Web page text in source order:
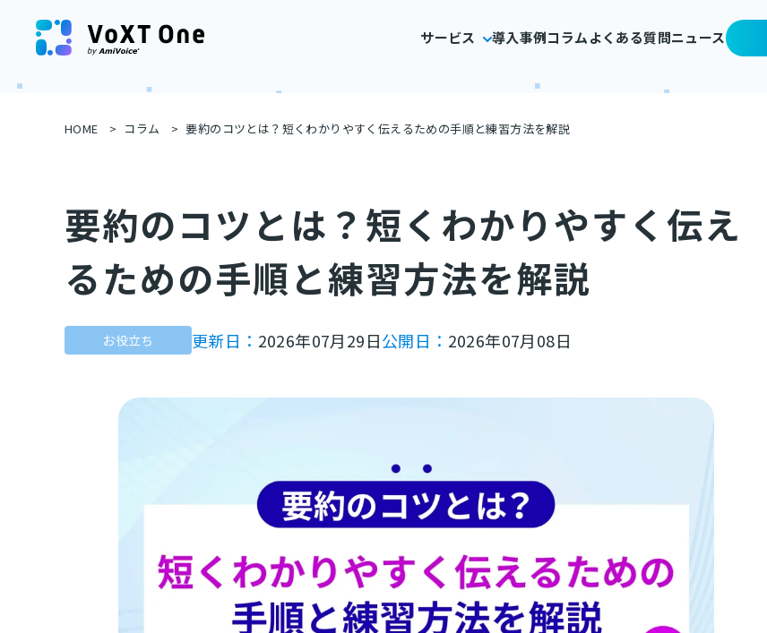
サービス 導入事例コラムよくある質問ニュース
HOME コラム 要約のコツとは？短くわかりやすく伝えるための手順と練習方法を解説
要約のコツとは？短くわかりやすく伝え
るための手順と練習方法を解説
お役立ち 更新日： 2026年07月29日公開日： 2026年07月08日